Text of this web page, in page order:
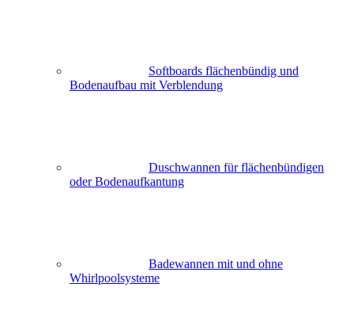
Softboards flächenbündig und
Bodenaufbau mit Verblendung
Duschwannen für flächenbündigen
oder Bodenaufkantung
Badewannen mit und ohne
Whirlpoolsysteme